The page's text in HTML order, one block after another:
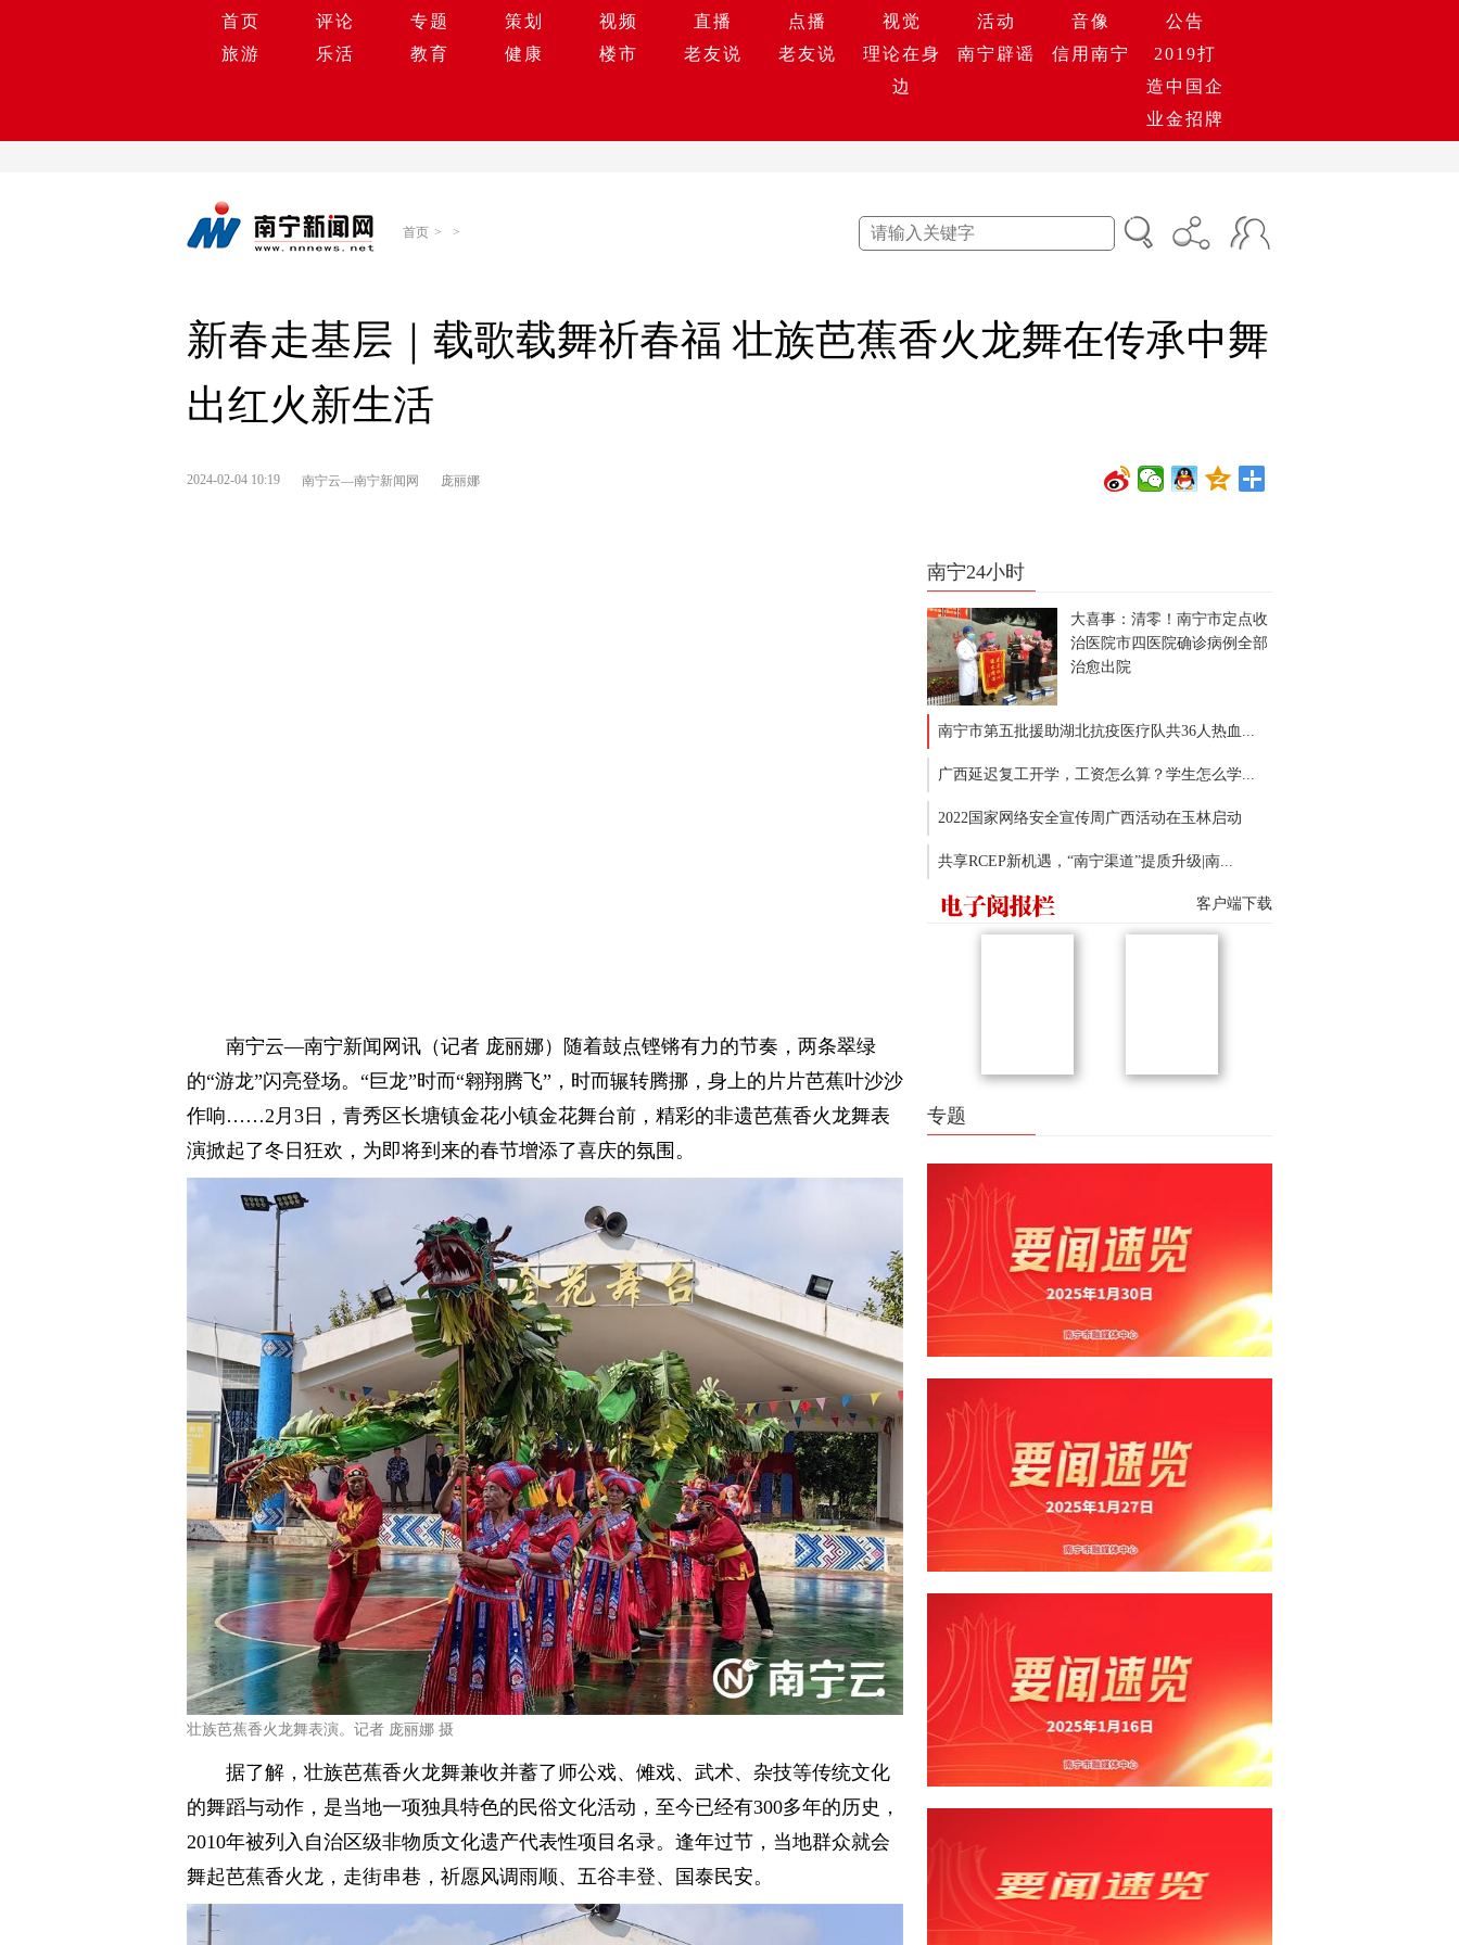
首页 评论 专题 策划 视频 直播 点播 视觉 活动 音像
公告
旅游
乐活 教育 健康 楼市 老友说 老友说
理论在身
边
南宁辟谣 信用南宁
2019打
造中国企
业金招牌
首页 > >
新春走基层｜载歌载舞祈春福 壮族芭蕉香火龙舞在传承中舞
出红火新生活
2024-02-04 10:19 南宁云—南宁新闻网 庞丽娜
南宁云—南宁新闻网讯（记者 庞丽娜）随着鼓点铿锵有力的节奏，两条翠绿
的“游龙”闪亮登场。“巨龙”时而“翱翔腾飞”，时而辗转腾挪，身上的片片芭蕉叶沙沙
作响……2月3日，青秀区长塘镇金花小镇金花舞台前，精彩的非遗芭蕉香火龙舞表
演掀起了冬日狂欢，为即将到来的春节增添了喜庆的氛围。
壮族芭蕉香火龙舞表演。记者 庞丽娜 摄
据了解，壮族芭蕉香火龙舞兼收并蓄了师公戏、傩戏、武术、杂技等传统文化
的舞蹈与动作，是当地一项独具特色的民俗文化活动，至今已经有300多年的历史，
2010年被列入自治区级非物质文化遗产代表性项目名录。逢年过节，当地群众就会
舞起芭蕉香火龙，走街串巷，祈愿风调雨顺、五谷丰登、国泰民安。
南宁24小时
大喜事：清零！南宁市定点收
治医院市四医院确诊病例全部
治愈出院
南宁市第五批援助湖北抗疫医疗队共36人热血...
广西延迟复工开学，工资怎么算？学生怎么学...
2022国家网络安全宣传周广西活动在玉林启动
共享RCEP新机遇，“南宁渠道”提质升级|南...
客户端下载
专题